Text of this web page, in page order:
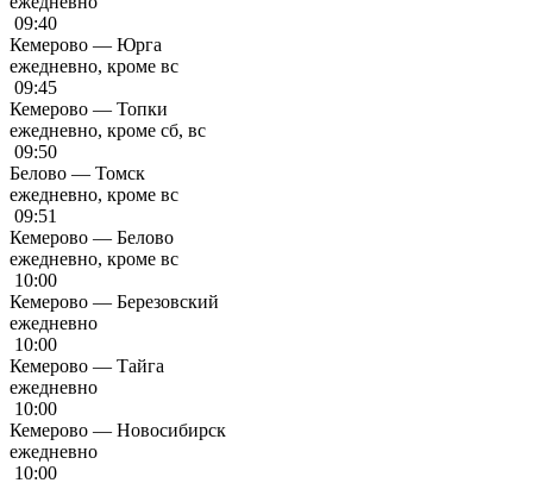
09:40
Кемерово — Юрга
ежедневно, кроме вс
09:45
Кемерово — Топки
ежедневно, кроме сб, вс
09:50
Белово — Томск
ежедневно, кроме вс
09:51
Кемерово — Белово
ежедневно, кроме вс
10:00
Кемерово — Березовский
ежедневно
10:00
Кемерово — Тайга
ежедневно
10:00
Кемерово — Новосибирск
ежедневно
10:00